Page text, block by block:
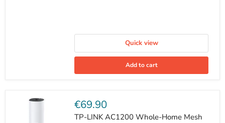
Quick view
Add to cart
Current
price
€69.90
TP-LINK AC1200 Whole-Home Mesh